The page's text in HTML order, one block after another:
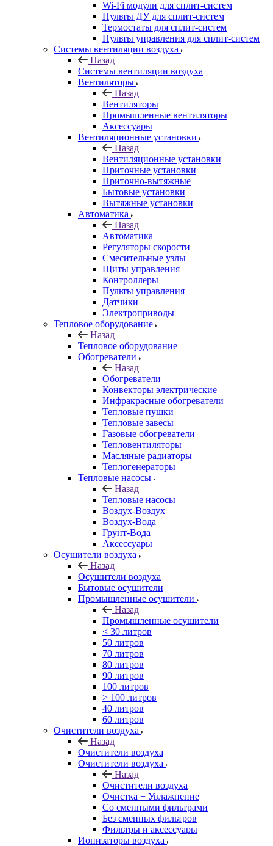
Wi-Fi модули для сплит-систем
Пульты ДУ для сплит-систем
Термостаты для сплит-систем
Пульты управления для сплит-систем
Системы вентиляции воздуха
Назад
Системы вентиляции воздуха
Вентиляторы
Назад
Вентиляторы
Промышленные вентиляторы
Аксессуары
Вентиляционные установки
Назад
Вентиляционные установки
Приточные установки
Приточно-вытяжные
Бытовые установки
Вытяжные установки
Автоматика
Назад
Автоматика
Регуляторы скорости
Смесительные узлы
Щиты управления
Контроллеры
Пульты управления
Датчики
Электроприводы
Тепловое оборудование
Назад
Тепловое оборудование
Обогреватели
Назад
Обогреватели
Конвекторы электрические
Инфракрасные обогреватели
Тепловые пушки
Тепловые завесы
Газовые обогреватели
Тепловентиляторы
Масляные радиаторы
Теплогенераторы
Тепловые насосы
Назад
Тепловые насосы
Воздух-Воздух
Воздух-Вода
Грунт-Вода
Аксессуары
Осушители воздуха
Назад
Осушители воздуха
Бытовые осушители
Промышленные осушители
Назад
Промышленные осушители
< 30 литров
50 литров
70 литров
80 литров
90 литров
100 литров
> 100 литров
40 литров
60 литров
Очистители воздуха
Назад
Очистители воздуха
Очистители воздуха
Назад
Очистители воздуха
Очистка + Увлажнение
Cо сменными фильтрами
Без сменных фильтров
Фильтры и аксессуары
Ионизаторы воздуха